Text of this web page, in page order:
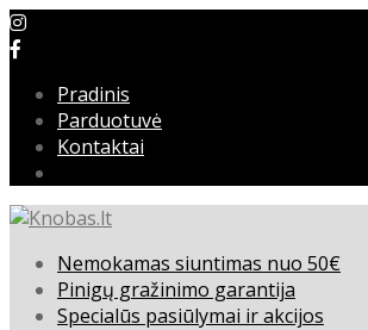
Pradinis
Parduotuvė
Kontaktai
Nemokamas siuntimas nuo 50€
Pinigų gražinimo garantija
Specialūs pasiūlymai ir akcijos